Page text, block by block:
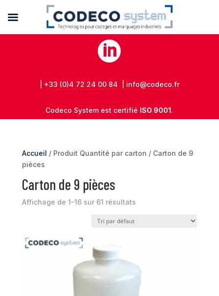

| +33 (0)4 72 24 00 84 | info@codeco.fr
Codeco System est certifié ISO 9001.
Accueil / Produit Quantité par carton / Carton de 9
pièces
Carton de 9 pièces
Affichage de 1–16 sur 61 résultats